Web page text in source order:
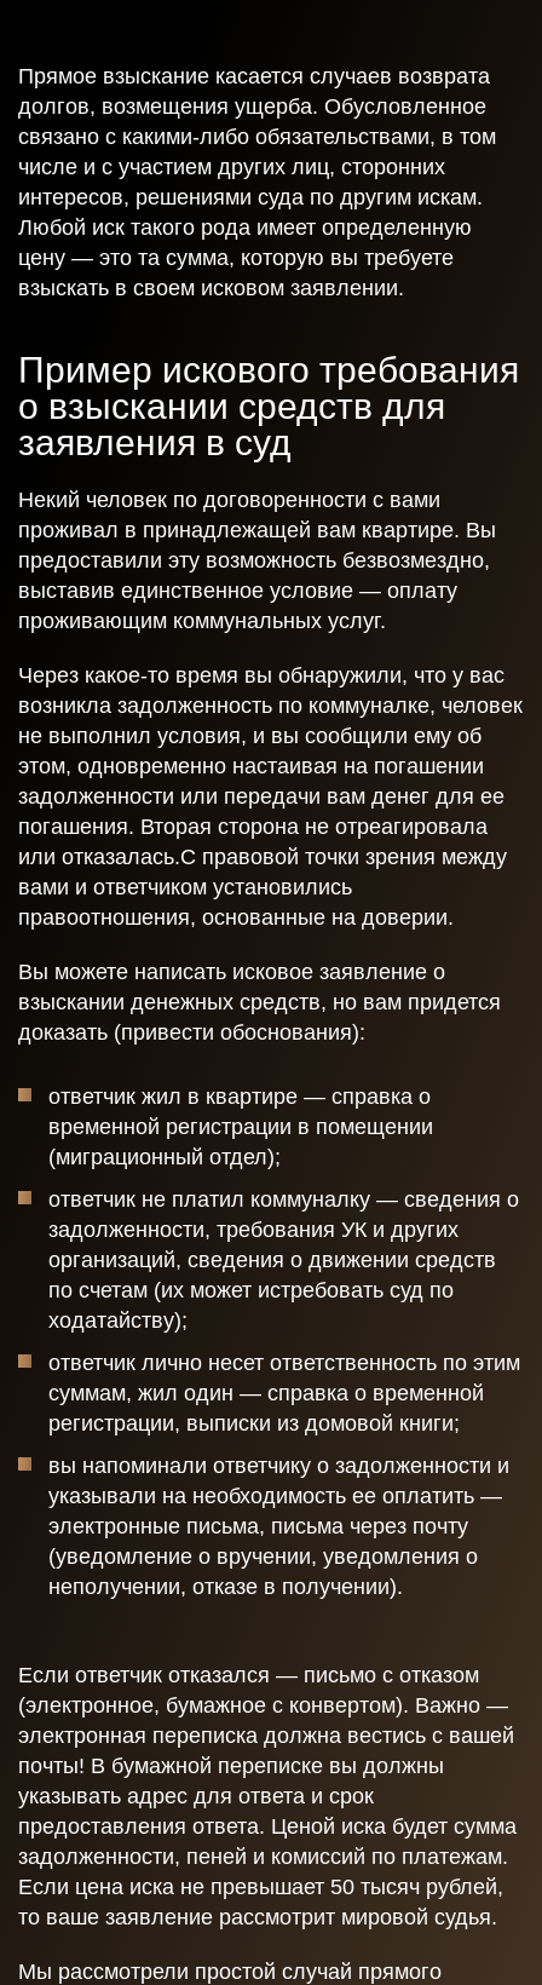
Прямое взыскание касается случаев возврата
долгов, возмещения ущерба. Обусловленное
связано с какими-либо обязательствами, в том
числе и с участием других лиц, сторонних
интересов, решениями суда по другим искам.
Любой иск такого рода имеет определенную
цену — это та сумма, которую вы требуете
взыскать в своем исковом заявлении.
Пример искового требования
о взыскании средств для
заявления в суд
Некий человек по договоренности с вами
проживал в принадлежащей вам квартире. Вы
предоставили эту возможность безвозмездно,
выставив единственное условие — оплату
проживающим коммунальных услуг.
Через какое-то время вы обнаружили, что у вас
возникла задолженность по коммуналке, человек
не выполнил условия, и вы сообщили ему об
этом, одновременно настаивая на погашении
задолженности или передачи вам денег для ее
погашения. Вторая сторона не отреагировала
или отказалась.С правовой точки зрения между
вами и ответчиком установились
правоотношения, основанные на доверии.
Вы можете написать исковое заявление о
взыскании денежных средств, но вам придется
доказать (привести обоснования):
ответчик жил в квартире — справка о
временной регистрации в помещении
(миграционный отдел);
ответчик не платил коммуналку — сведения о
задолженности, требования УК и других
организаций, сведения о движении средств
по счетам (их может истребовать суд по
ходатайству);
ответчик лично несет ответственность по этим
суммам, жил один — справка о временной
регистрации, выписки из домовой книги;
вы напоминали ответчику о задолженности и
указывали на необходимость ее оплатить —
электронные письма, письма через почту
(уведомление о вручении, уведомления о
неполучении, отказе в получении).
Если ответчик отказался — письмо с отказом
(электронное, бумажное с конвертом). Важно —
электронная переписка должна вестись с вашей
почты! В бумажной переписке вы должны
указывать адрес для ответа и срок
предоставления ответа. Ценой иска будет сумма
задолженности, пеней и комиссий по платежам.
Если цена иска не превышает 50 тысяч рублей,
то ваше заявление рассмотрит мировой судья.
Мы рассмотрели простой случай прямого
Получить
консультацию
Даю согласие на обработку персональных данных
Спасибо!
Ваша заявка отправлена и в ближайшее время
будет рассмотрена.